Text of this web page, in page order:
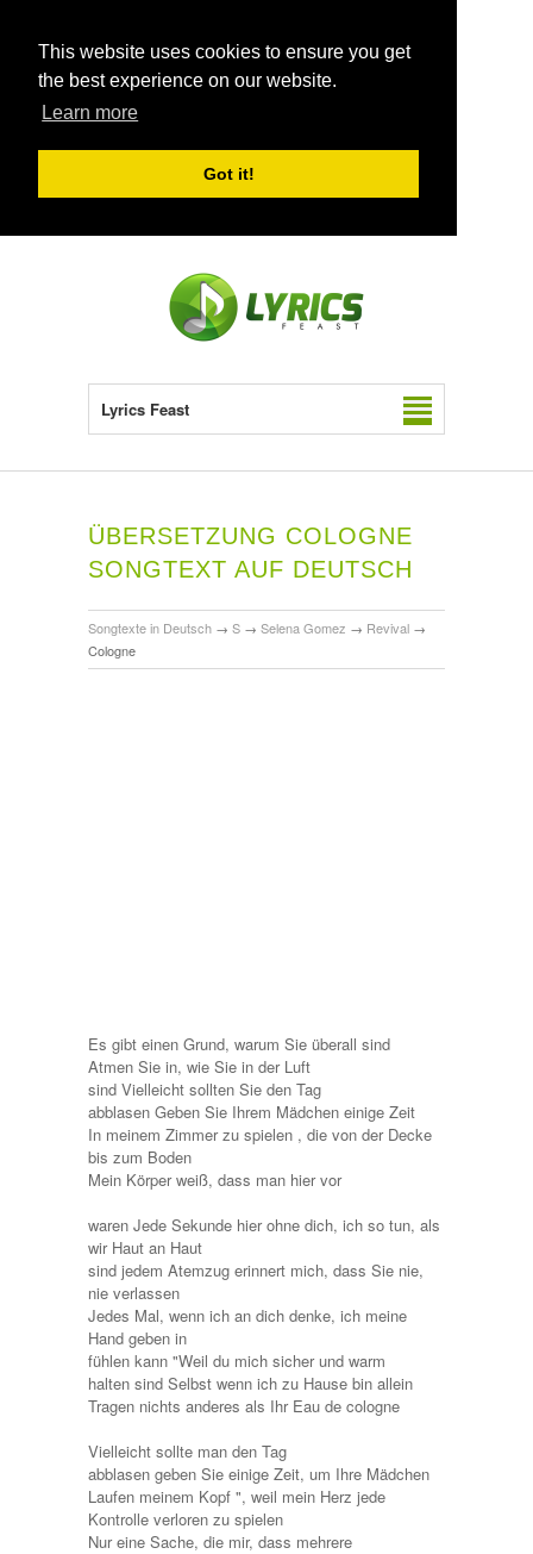
This website uses cookies to ensure you get
the best experience on our website.
Learn more
Got it!
Lyrics Feast
ÜBERSETZUNG COLOGNE
SONGTEXT AUF DEUTSCH
Songtexte in Deutsch → S → Selena Gomez → Revival →
Cologne
Es gibt einen Grund, warum Sie überall sind
Atmen Sie in, wie Sie in der Luft
sind Vielleicht sollten Sie den Tag
abblasen Geben Sie Ihrem Mädchen einige Zeit
In meinem Zimmer zu spielen , die von der Decke
bis zum Boden
Mein Körper weiß, dass man hier vor
waren Jede Sekunde hier ohne dich, ich so tun, als
wir Haut an Haut
sind jedem Atemzug erinnert mich, dass Sie nie,
nie verlassen
Jedes Mal, wenn ich an dich denke, ich meine
Hand geben in
fühlen kann "Weil du mich sicher und warm
halten sind Selbst wenn ich zu Hause bin allein
Tragen nichts anderes als Ihr Eau de cologne
Vielleicht sollte man den Tag
abblasen geben Sie einige Zeit, um Ihre Mädchen
Laufen meinem Kopf ", weil mein Herz jede
Kontrolle verloren zu spielen
Nur eine Sache, die mir, dass mehrere